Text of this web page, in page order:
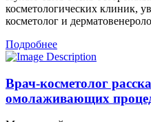
косметологических клиник,
косметолог и
Подробнее
Врач-косметолог
омолаживающих